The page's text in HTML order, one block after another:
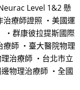
Level 1&2 懸
療師證照 ・美國運
・群康彼拉提斯國際
師 ・臺大醫院物理
治療師 ・台北市立
物理治療師 ・全國